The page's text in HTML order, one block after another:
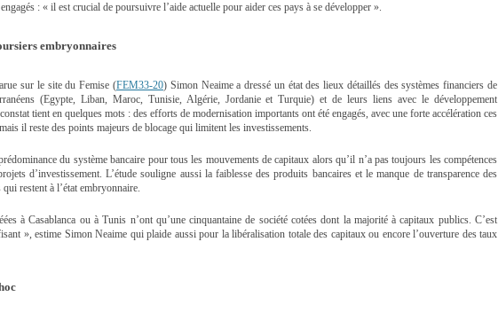
: « il est crucial de poursuivre l’aide actuelle pour aider ces pays à se développer ».
embryonnaires
sur le site du Femise (FEM33-20) Simon Neaime a dressé un état des lieux détaillés des systèmes financiers de
(Egypte, Liban, Maroc, Tunisie, Algérie, Jordanie et Turquie) et de leurs liens avec le développement
tient en quelques mots : des efforts de modernisation importants ont été engagés, avec une forte accélération ces
il reste des points majeurs de blocage qui limitent les investissements.
du système bancaire pour tous les mouvements de capitaux alors qu’il n’a pas toujours les compétences
d’investissement. L’étude souligne aussi la faiblesse des produits bancaires et le manque de transparence des
restent à l’état embryonnaire.
à Casablanca ou à Tunis n’ont qu’une cinquantaine de société cotées dont la majorité à capitaux publics. C’est
», estime Simon Neaime qui plaide aussi pour la libéralisation totale des capitaux ou encore l’ouverture des taux